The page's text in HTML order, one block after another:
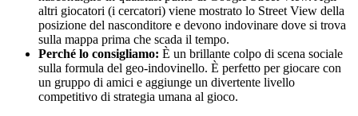
altri giocatori (i cercatori) viene mostrato lo Street View della
posizione del nasconditore e devono indovinare dove si trova
sulla mappa prima che scada il tempo.
Perché lo consigliamo: È un brillante colpo di scena sociale
sulla formula del geo-indovinello. È perfetto per giocare con
un gruppo di amici e aggiunge un divertente livello
competitivo di strategia umana al gioco.